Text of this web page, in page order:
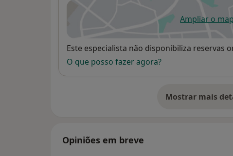
Ampliar oabre
Disponibilidade
Este especialista não disponibiliza reservas
O que posso fazer agora?
Mostrar maissobre
Opiniões em breve